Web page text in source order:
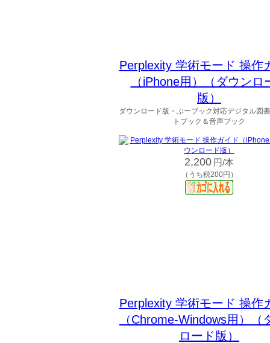
Perplexity 学術モード 操作
（iPhone用）（ダウンロ
版）
ダウンロード版・ぶーブック対応デジタル図
トブック＆音声ブック
2,200 円/本
（うち税200円）
Perplexity 学術モード 操作
（Chrome-Windows用）（
ロード版）